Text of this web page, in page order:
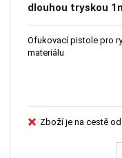
dlouhou tryskou
Ofukovací pistole pro
materiálu
Zboží je na cestě